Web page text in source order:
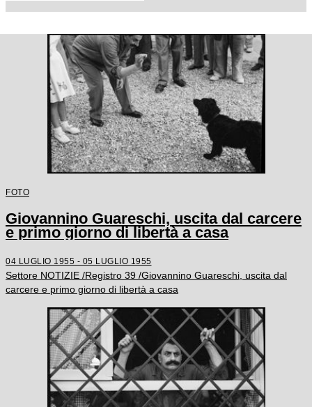
FOTO
Giovannino Guareschi, uscita dal carcere
e primo giorno di libertà a casa
04 LUGLIO 1955 - 05 LUGLIO 1955
Settore NOTIZIE /Registro 39 /Giovannino Guareschi, uscita dal
carcere e primo giorno di libertà a casa